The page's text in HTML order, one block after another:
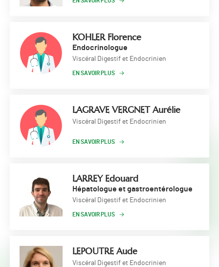
KOHLER Florence
Endocrinologue
Viscéral Digestif et Endocrinien
EN SAVOIR PLUS
LAGRAVE VERGNET Aurélie
Viscéral Digestif et Endocrinien
EN SAVOIR PLUS
LARREY Edouard
Hépatologue et gastroentérologue
Viscéral Digestif et Endocrinien
EN SAVOIR PLUS
LEPOUTRE Aude
Viscéral Digestif et Endocrinien